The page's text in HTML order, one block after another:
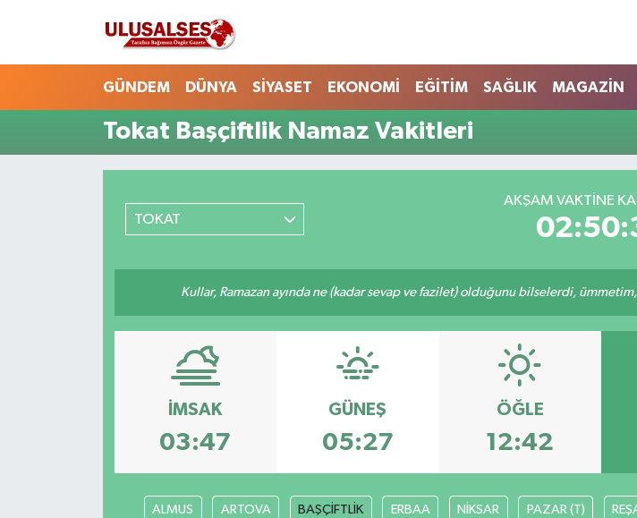
GÜNDEM DÜNYA SİYASET EKONOMİ EĞİTİM SAĞLIK MAGAZİN
Tokat Başçiftlik Namaz Vakitleri
TOKAT
AKŞAM VAKTINE
Kullar, Ramazan ayında ne (kadar sevap ve fazilet) olduğunu bilselerdi,
İMSAK
03:47
GÜNEŞ
05:27
ÖĞLE
12:42
ALMUS ARTOVA BAŞÇİFTLİK ERBAA NİKSAR PAZAR (T)
GÜNDEM
DÜNYA
SİYASET
Hava Durumu
Trafik Durumu
Süper Lig Puan Durumu ve Fikstür
Tüm Manşetler